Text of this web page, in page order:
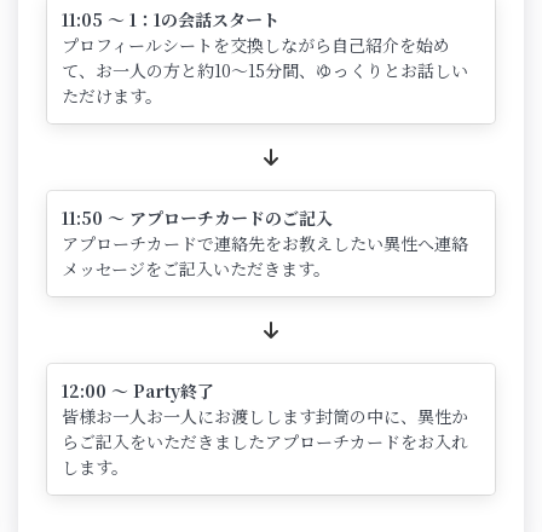
11:05 ～ 1：1の会話スタート
プロフィールシートを交換しながら自己紹介を始め
て、お一人の方と約10～15分間、ゆっくりとお話しい
ただけます。
11:50 ～ アプローチカードのご記入
アプローチカードで連絡先をお教えしたい異性へ連絡
メッセージをご記入いただきます。
12:00 ～ Party終了
皆様お一人お一人にお渡しします封筒の中に、異性か
らご記入をいただきましたアプローチカードをお入れ
します。